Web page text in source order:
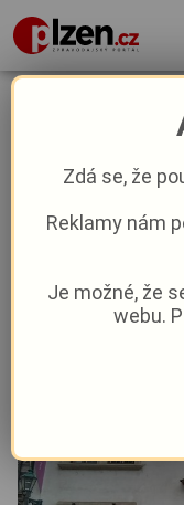
Jak si v
8.
Zdá se, že
Reklamy nám
Je možné, že
webu.